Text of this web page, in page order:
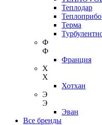
Теплодар
Терма
Ф
Ф
Франция
Х
Х
Хотхан
Э
Э
Эван
Все бренды